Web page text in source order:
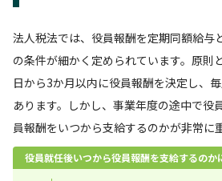
法人税法では、役員報酬を定期同額給与
の条件が細かく定められています。原則
日から3か月以内に役員報酬を決定し、
あります。しかし、事業年度の途中で役
員報酬をいつから支給するのかが非常に
役員就任後いつから役員報酬を支給するのか